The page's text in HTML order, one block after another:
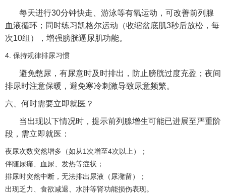
每天进行30分钟快走、游泳等有氧运动，可改善前列腺
血液循环；同时练习凯格尔运动（收缩盆底肌3秒后放松，每
次10组），增强膀胱逼尿肌功能。
4. 保持规律排尿习惯
避免憋尿，有尿意时及时排出，防止膀胱过度充盈；夜间
排尿时注意保暖，避免寒冷刺激导致尿意频繁。
六、何时需要立即就医？
当出现以下情况时，提示前列腺增生可能已进展至严重阶
段，需立即就医：
夜尿次数突然增多（如从1次增至4次以上）；
伴随尿痛、血尿、发热等症状；
排尿时突然中断，无法排出尿液（尿潴留）；
出现乏力、食欲减退、水肿等肾功能损伤表现。